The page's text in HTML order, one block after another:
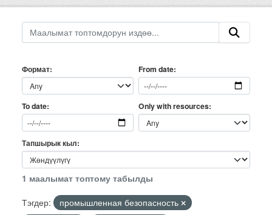
Формат From date
To date Only with resources
Тапшырык кыл
1 маалымат топтому табылды
Тэгдер:
промышленная безопасность